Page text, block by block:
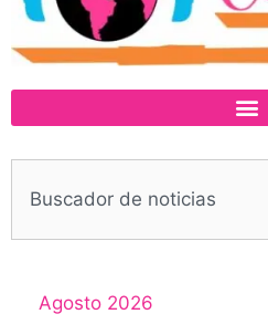
Agosto 2026